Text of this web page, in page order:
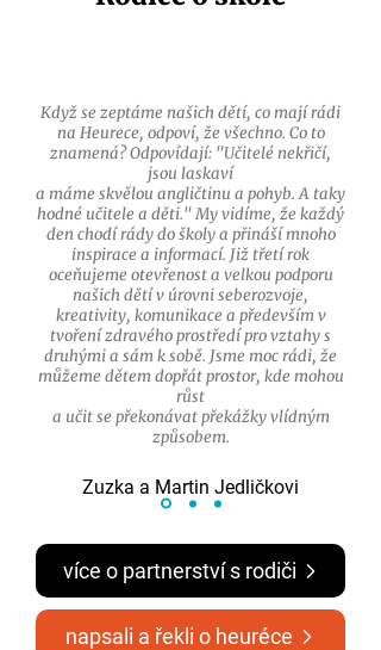
Když se zeptáme našich dětí, co mají rádi
na Heurece, odpoví, že všechno. Co to
znamená? Odpovídají: "Učitelé nekřičí,
jsou laskaví
a máme skvělou angličtinu a pohyb. A taky
hodné učitele a děti." My vidíme, že každý
den chodí rády do školy a přináší mnoho
inspirace a informací. Již třetí rok
oceňujeme otevřenost a velkou podporu
našich dětí v úrovni seberozvoje,
kreativity, komunikace a především v
tvoření zdravého prostředí pro vztahy s
druhými a sám k sobě. Jsme moc rádi, že
můžeme dětem dopřát prostor, kde mohou
růst
a učit se překonávat překážky vlídným
způsobem.
Zuzka a Martin Jedličkovi
více o partnerství s rodiči
napsali a řekli o heuréce